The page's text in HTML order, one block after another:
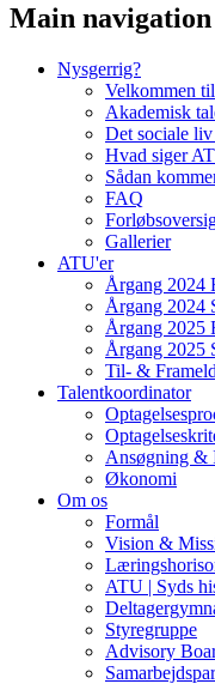
Main navigation
Nysgerrig?
Velkommen
Akademisk
Det sociale
Hvad siger
Sådan
FAQ
Gallerier
ATU'er
Årgang 2024
Årgang 2024
Årgang 2025
Årgang 2025
Til- &
Talentkoordinator
Ansøgning &
Økonomi
Om os
Formål
Vision &
ATU | Syds
Styregruppe
Advisory